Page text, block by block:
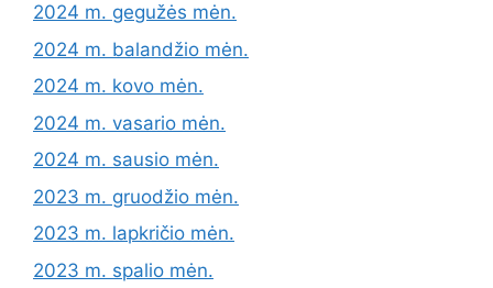
2024 m. gegužės mėn.
2024 m. balandžio mėn.
2024 m. kovo mėn.
2024 m. vasario mėn.
2024 m. sausio mėn.
2023 m. gruodžio mėn.
2023 m. lapkričio mėn.
2023 m. spalio mėn.